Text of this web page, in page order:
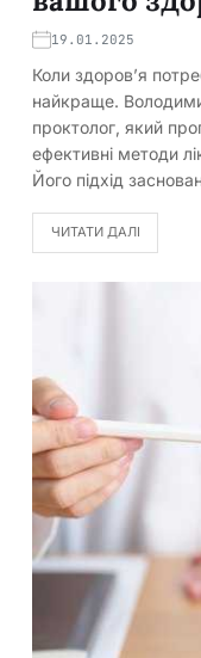
19.01.2025
Коли здоров’я
найкраще.
проктолог, який
ефективні методи
Його підхід
ЧИТАТИ ДАЛІ